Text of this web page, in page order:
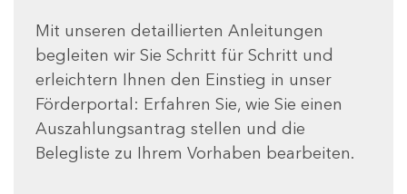
Mit unseren detaillierten Anleitungen
begleiten wir Sie Schritt für Schritt und
erleichtern Ihnen den Einstieg in unser
Förderportal: Erfahren Sie, wie Sie einen
Auszahlungsantrag stellen und die
Belegliste zu Ihrem Vorhaben bearbeiten.